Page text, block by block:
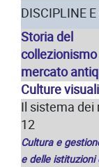
DISCIPLINE E
Storia del
mercato
Culture visuali
Il sistema
12
Cultura e
e delle istituzioni